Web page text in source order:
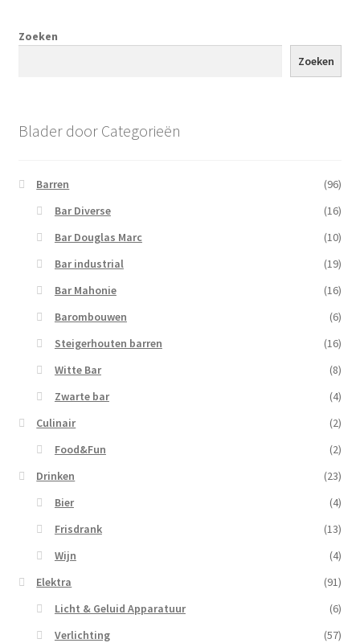
Zoeken
Zoeken
Blader door Categorieën
Barren
(96)
Bar Diverse
(16)
Bar Douglas Marc
(10)
Bar industrial
(19)
Bar Mahonie
(16)
Barombouwen
(6)
Steigerhouten barren
(16)
Witte Bar
(8)
Zwarte bar
(4)
Culinair
(2)
Food&Fun
(2)
Drinken
(23)
Bier
(4)
Frisdrank
(13)
Wijn
(4)
Elektra
(91)
Licht & Geluid Apparatuur
(6)
Verlichting
(57)